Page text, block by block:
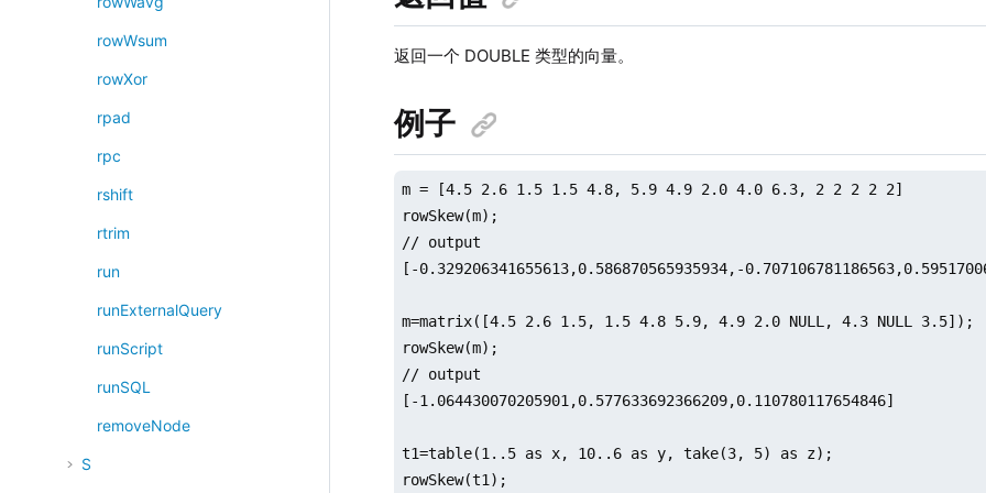
rowWsum
rowXor
rpad
rpc
rshift
rtrim
run
runExternalQuery
runScript
runSQL
removeNode
S
返回一个 DOUBLE 类型的向量。
例子
m = [4.5 2.6 1.5 1.5 4.8, 5.9 4.9 2.0 4.0 6.3, 2 2 2 2 2]
rowSkew(m);
// output
[-0.329206341655613,0.586870565935934,-
m=matrix([4.5 2.6 1.5, 1.5 4.8 5.9, 4.9 2.0 NULL, 4.3 NULL 3.5]);
rowSkew(m);
// output
[-1.064430070205901,0.577633692366209,0.110780117654846]
t1=table(1..5 as x, 10..6 as y, take(3, 5) as z);
rowSkew(t1);